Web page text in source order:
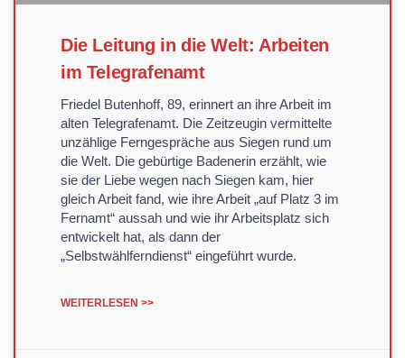
Die Leitung in die Welt: Arbeiten
im Telegrafenamt
Friedel Butenhoff, 89, erinnert an ihre Arbeit im
alten Telegrafenamt. Die Zeitzeugin vermittelte
unzählige Ferngespräche aus Siegen rund um
die Welt. Die gebürtige Badenerin erzählt, wie
sie der Liebe wegen nach Siegen kam, hier
gleich Arbeit fand, wie ihre Arbeit „auf Platz 3 im
Fernamt“ aussah und wie ihr Arbeitsplatz sich
entwickelt hat, als dann der
„Selbstwählferndienst“ eingeführt wurde.
WEITERLESEN >>